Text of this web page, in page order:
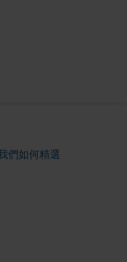
們如何精選